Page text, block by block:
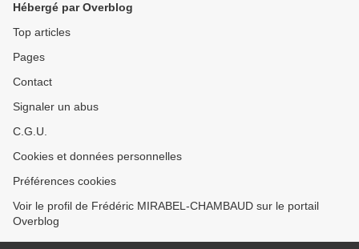
Hébergé par Overblog
Top articles
Pages
Contact
Signaler un abus
C.G.U.
Cookies et données personnelles
Préférences cookies
Voir le profil de Frédéric MIRABEL-CHAMBAUD sur le portail
Overblog